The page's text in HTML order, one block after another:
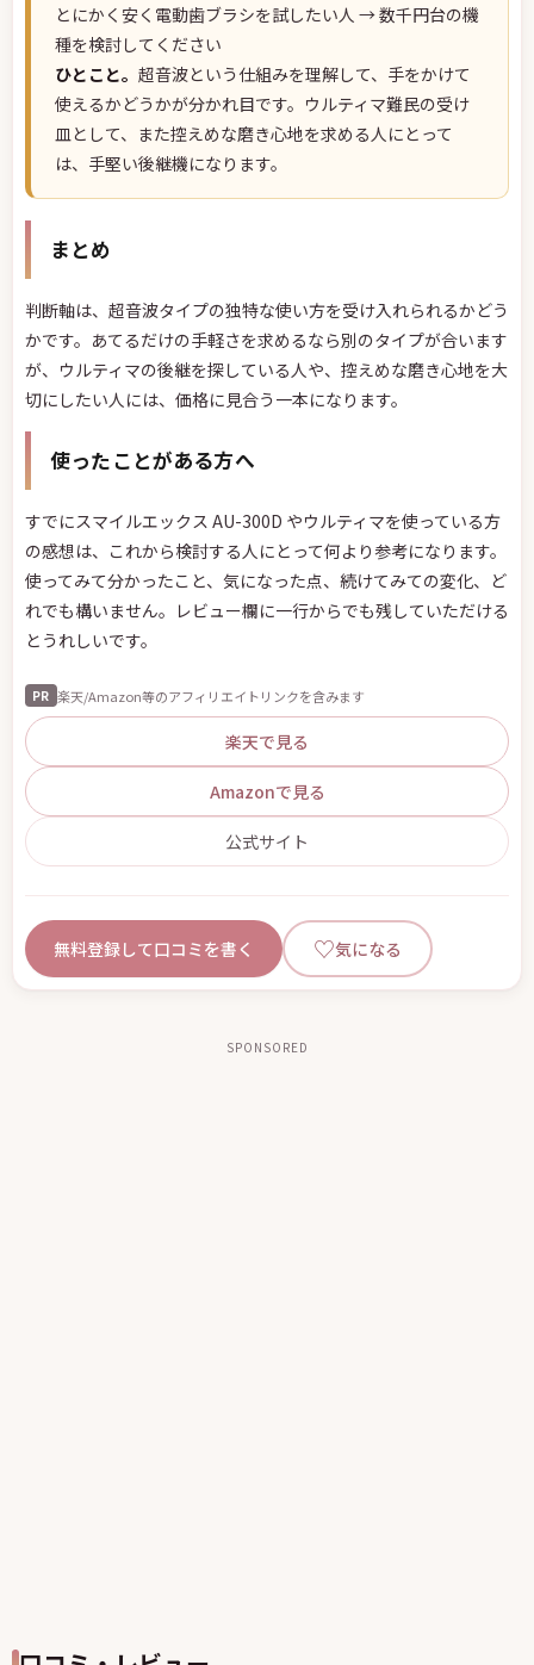
とにかく安く電動歯ブラシを試したい人 → 数千円台の機
種を検討してください
ひとこと。 超音波という仕組みを理解して、手をかけて
使えるかどうかが分かれ目です。ウルティマ難民の受け
皿として、また控えめな磨き心地を求める人にとって
は、手堅い後継機になります。
まとめ
判断軸は、超音波タイプの独特な使い方を受け入れられるかどう
かです。あてるだけの手軽さを求めるなら別のタイプが合います
が、ウルティマの後継を探している人や、控えめな磨き心地を大
切にしたい人には、価格に見合う一本になります。
使ったことがある方へ
すでにスマイルエックス AU-300D やウルティマを使っている方
の感想は、これから検討する人にとって何より参考になります。
使ってみて分かったこと、気になった点、続けてみての変化、ど
れでも構いません。レビュー欄に一行からでも残していただける
とうれしいです。
PR 楽天/Amazon等のアフィリエイトリンクを含みます
楽天で見る
Amazonで見る
公式サイト
無料登録して口コミを書く ♡気になる
SPONSORED